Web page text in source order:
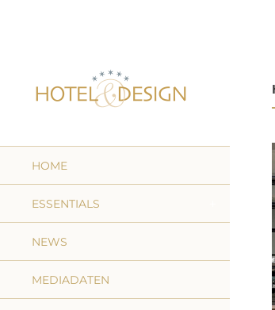
HOME
ESSENTIALS
NEWS
MEDIADATEN